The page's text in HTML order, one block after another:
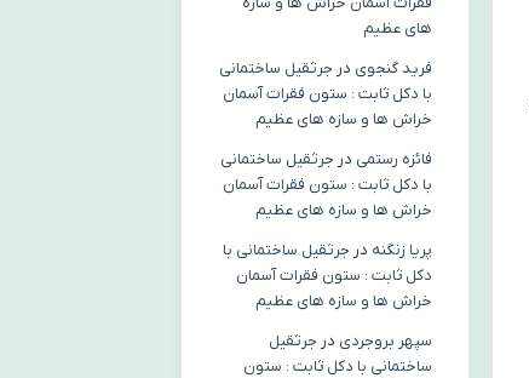
های عظیم
فرید گنجوی در جرثقیل ساختمانی
با دکل ثابت : ستون فقرات آسمان
خراش ها و سازه های عظیم
فائزه رستمی در جرثقیل ساختمانی
با دکل ثابت : ستون فقرات آسمان
خراش ها و سازه های عظیم
پریا زنگنه در جرثقیل ساختمانی با
دکل ثابت : ستون فقرات آسمان
خراش ها و سازه های عظیم
سپهر بروجردی در جرثقیل
ساختمانی با دکل ثابت : ستون